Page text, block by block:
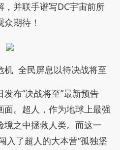
并联手谱写DC宇宙前所
期待！
机 全民屏息以待决战将至
布“决战将至”最新预告
面。超人，作为地球上最强
境之中拯救人类。而这一
入了超人的大本营“孤独堡